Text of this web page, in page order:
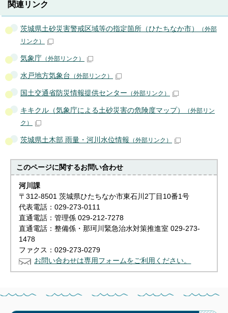
関連リンク
茨城県土砂災害警戒区域等の指定箇所（ひたちなか市）
（外部
リンク）
気象庁 （外部リンク）
水戸地方気象台 （外部リンク）
国土交通省防災情報提供センター （外部リンク）
キキクル（気象庁による土砂災害の危険度マップ）
（外部リン
ク）
茨城県土木部 雨量・河川水位情報 （外部リンク）
このページに関するお問い合わせ
河川課
〒312-8501 茨城県ひたちなか市東石川2丁目10番1号
代表電話：029-273-0111
直通電話：管理係 029-212-7278
直通電話：整備係・那珂川緊急治水対策推進室 029-273-
1478
ファクス：029-273-0279
お問い合わせは専用フォームをご利用ください。